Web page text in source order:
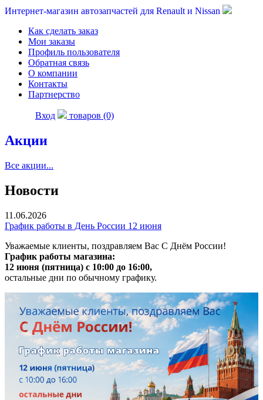
Интернет-магазин автозапчастей для Renault и Nissan
Как сделать заказ
Мои заказы
Профиль пользователя
Обратная связь
О компании
Контакты
Партнерство
Вход товаров (0)
Акции
Все акции...
Новости
11.06.2026
График работы в День России 12 июня
Уважаемые клиенты, поздравляем Вас С Днём России!
График работы магазина:
12 июня (пятница) с 10:00 до 16:00,
остальные дни по обычному графику.